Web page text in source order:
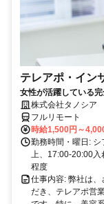
テレアポ・イン
女性が活躍している完
株式会社タノシア
フルリモート
時給1,500円～
勤務時間・曜日:
上、17:00-20:00入
程度
仕事内容: 弊社は
だき、テレアポ営